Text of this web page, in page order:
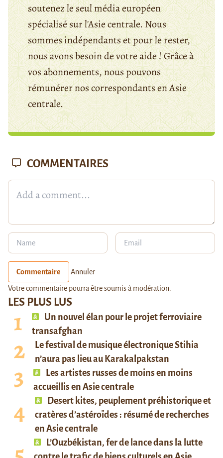
soutenez le seul média européen
spécialisé sur l'Asie centrale. Nous
sommes indépendants et pour le rester,
nous avons besoin de votre aide ! Grâce à
vos abonnements, nous pouvons
rémunérer nos correspondants en Asie
centrale.
LES PLUS LUS
Un nouvel élan pour le projet ferroviaire
transafghan
Le festival de musique électronique Stihia
n’aura pas lieu au Karakalpakstan
Les artistes russes de moins en moins
accueillis en Asie centrale
Desert kites, peuplement préhistorique et
cratères d’astéroïdes : résumé de recherches
en Asie centrale
L’Ouzbékistan, fer de lance dans la lutte
COMMENTAIRES
Commentaire Annuler
Votre commentaire pourra être soumis à modération.